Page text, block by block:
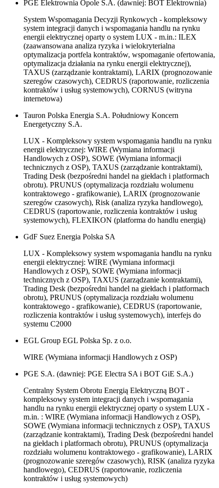
PGE Elektrownia Opole S.A. (dawniej: BOT Elektrownia)
System Wspomagania Decyzji Rynkowych - kompleksowy
system integracji danych i wspomagania handlu na rynku
energii elektrycznej oparty o system LUX - m.in.: ILEX
(zaawansowana analiza ryzyka i wielokryterialna
optymalizacja portfela kontraktów, wspomaganie ofertowania,
optymalizacja działania na rynku energii elektrycznej),
TAXUS (zarządzanie kontraktami), LARIX (prognozowanie
szeregów czasowych), CEDRUS (raportowanie, rozliczenia
kontraktów i usług systemowych), CORNUS (witryna
internetowa)
Tauron Polska Energia S.A. Południowy Koncern
Energetyczny S.A.
LUX - Kompleksowy system wspomagania handlu na rynku
energii elektrycznej: WIRE (Wymiana informacji
Handlowych z OSP), SOWE (Wymiana informacji
technicznych z OSP), TAXUS (zarządzanie kontraktami),
Trading Desk (bezpośredni handel na giełdach i platformach
obrotu). PRUNUS (optymalizacja rozdziału wolumenu
kontraktowego - grafikowanie), LARIX (prognozowanie
szeregów czasowych), Risk (analiza ryzyka handlowego),
CEDRUS (raportowanie, rozliczenia kontraktów i usług
systemowych), FLEXIKON (platforma do handlu energią)
GdF Suez Energia Polska SA
LUX - Kompleksowy system wspomagania handlu na rynku
energii elektrycznej: WIRE (Wymiana informacji
Handlowych z OSP), SOWE (Wymiana informacji
technicznych z OSP), TAXUS (zarządzanie kontraktami),
Trading Desk (bezpośredni handel na giełdach i platformach
obrotu), PRUNUS (optymalizacja rozdziału wolumenu
kontraktowego - grafikowanie), CEDRUS (raportowanie,
rozliczenia kontraktów i usług systemowych), interfejs do
systemu C2000
EGL Group EGL Polska Sp. z o.o.
WIRE (Wymiana informacji Handlowych z OSP)
PGE S.A. (dawniej: PGE Electra SA i BOT GiE S.A.)
Centralny System Obrotu Energią Elektryczną BOT -
kompleksowy system integracji danych i wspomagania
handlu na rynku energii elektrycznej oparty o system LUX -
m.in. : WIRE (Wymiana informacji Handlowych z OSP),
SOWE (Wymiana informacji technicznych z OSP), TAXUS
(zarządzanie kontraktami), Trading Desk (bezpośredni handel
na giełdach i platformach obrotu), PRUNUS (optymalizacja
rozdziału wolumenu kontraktowego - grafikowanie), LARIX
(prognozowanie szeregów czasowych), RISK (analiza ryzyka
handlowego), CEDRUS (raportowanie, rozliczenia
kontraktów i usług systemowych)